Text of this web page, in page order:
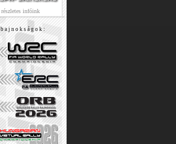
részletes infóink
b a j n o k s á g o k :